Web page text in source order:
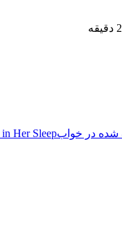
شده در خوابin Her Sleep